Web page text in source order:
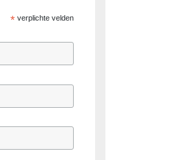
*verplichte velden